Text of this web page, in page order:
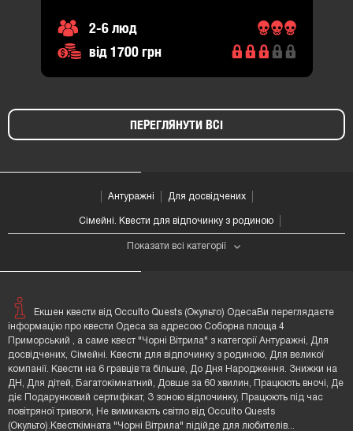
2-6 люд
від 1700 грн
ПЕРЕГЛЯНУТИ ВСІ
Антуражні Для досвідчених
Сімейні. Квести для відпочинку з родиною
Показати всі категорії
Екшен квести від Occulto Quests (Окульто) ОдесаВи переглядаєте
інформацію про квести Одеса за адресою Соборна площа 4
Приморський , а саме квест "Чорні Вітрила" з категорії Антуражні, Для
досвідчених, Сімейні. Квести для відпочинку з родиною, Для великої
компанії. Квести на 6 гравців та більше, До Дня Народження. Знижки на
ДН, Для дітей, Багатокімнатний, Довше за 60 хвилин, Працюють вночі, Де
діє Подарунковий сертифікат, З зоною відпочинку, Працюють під час
повітряної тривоги, Не вимикають світло від Occulto Quests
(Окульто).Квесткімната "Чорні Вітрила" підійде для любителів